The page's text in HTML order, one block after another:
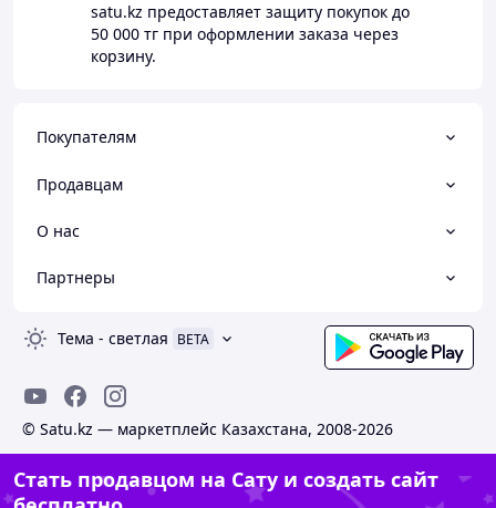
satu.kz предоставляет защиту покупок до
50 000 тг при оформлении заказа через
корзину.
Покупателям
Продавцам
О нас
Партнеры
Тема - светлая BETA
© Satu.kz — маркетплейс Казахстана, 2008-2026
Стать продавцом на Сату и создать сайт